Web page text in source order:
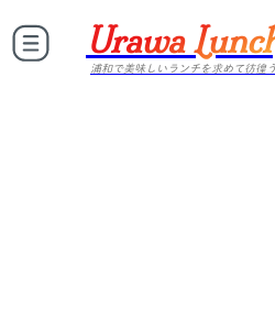
Urawa
浦和で美味しいランチを求めて彷徨う